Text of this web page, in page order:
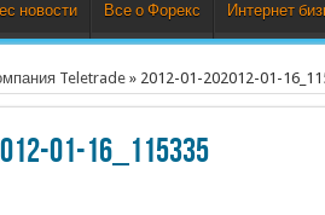
новости Все о Форекс Интернет
Teletrade» 2012-01-202012-01-
01-16_115335